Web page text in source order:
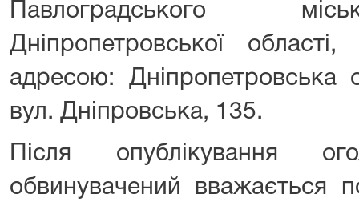
Павлоградського
Дніпропетровської
адресою: Дніпропетровська
вул. Дніпровська, 135.
Після опублікування
обвинувачений вважається